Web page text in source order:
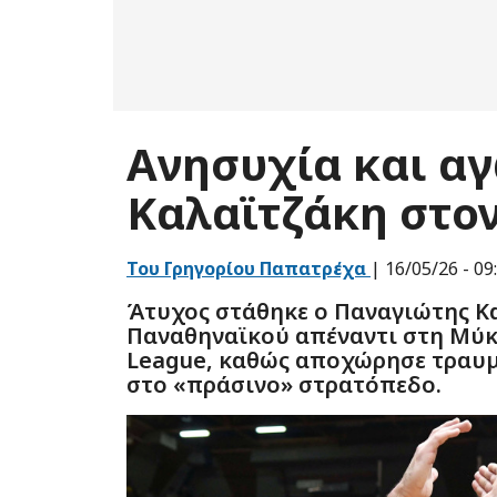
Ανησυχία και
Καλαϊτζάκη
Του Γρηγορίου Παπατρέχα | 16/05/26 -
Άτυχος στάθηκε ο Παναγιώτης
Παναθηναϊκού απέναντι στη
League, καθώς αποχώρησε
στο «πράσινο» στρατόπεδο.
τόσο
να
εάν
σας
Εμείς
Χρήση
υπηρεσιών.